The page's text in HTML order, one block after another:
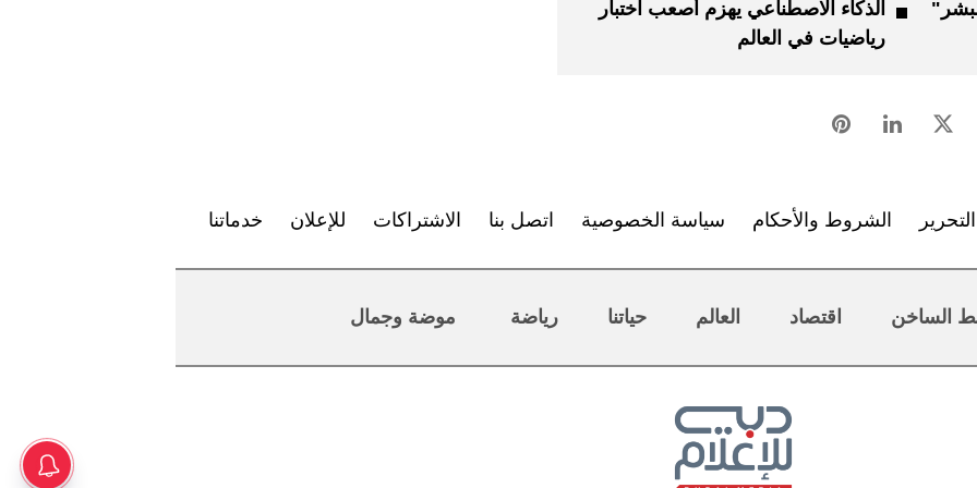
الذكاء الاصطناعي يهزم أصعب اختبار
رياضيات في العالم
الشروط والأحكام سياسة الخصوصية اتصل بنا الاشتراكات للإعلان خدماتنا
الساخن اقتصاد العالم حياتنا رياضة موضة وجمال